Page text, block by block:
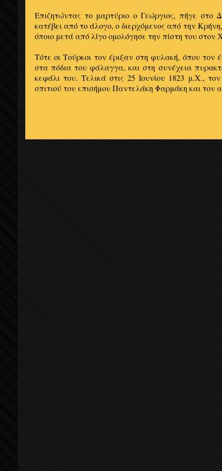
Επιζητώντας το μαρτύριο ο Γεώργιος, πήγε στο
κατέβει από το άλογο, ο διερχόμενος από την
όποιο μετά από λίγο ομολόγησε την πίστη του στον
Τότε οι Τούρκοι τον έριξαν στη φυλακή, όπου τον
στα πόδια του φάλαγγα, και στη συνέχεια
κεφάλι του. Τελικά στις 25 Ιουνίου 1823 μ.Χ.,
σπιτιού του επισήμου Παντελάκη Φαρμάκη και τον